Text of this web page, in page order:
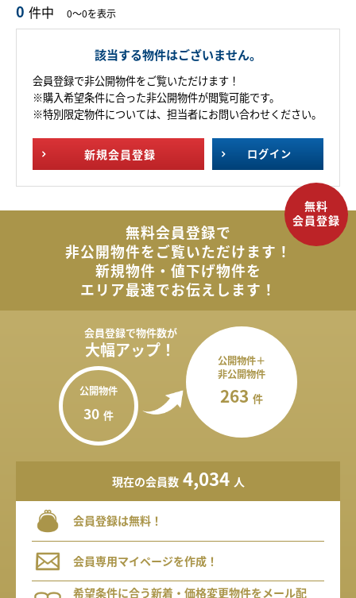
0 件中 0～0を表示
該当する物件はございません。
会員登録で非公開物件をご覧いただけます！
※購入希望条件に合った非公開物件が閲覧可能です。
※特別限定物件については、担当者にお問い合わせください。
新規会員登録 ログイン
無料会員登録で
非公開物件をご覧いただけます！
新規物件・値下げ物件を
エリア最速でお伝えします！
会員登録で物件数が
大幅アップ！
公開物件
30 件
公開物件＋
非公開物件
263 件
現在の会員数 4,034 人
会員登録は無料！
会員専用マイページを作成！
希望条件に合う新着・価格変更物件をメール配